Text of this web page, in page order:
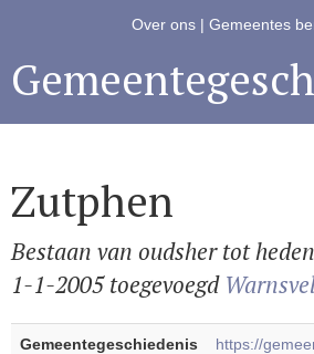
Over ons | Gemeentes
Zutphen
Bestaan van oudsher tot heden
1-1-2005 toegevoegd
Gemeentegeschiedenis
https://